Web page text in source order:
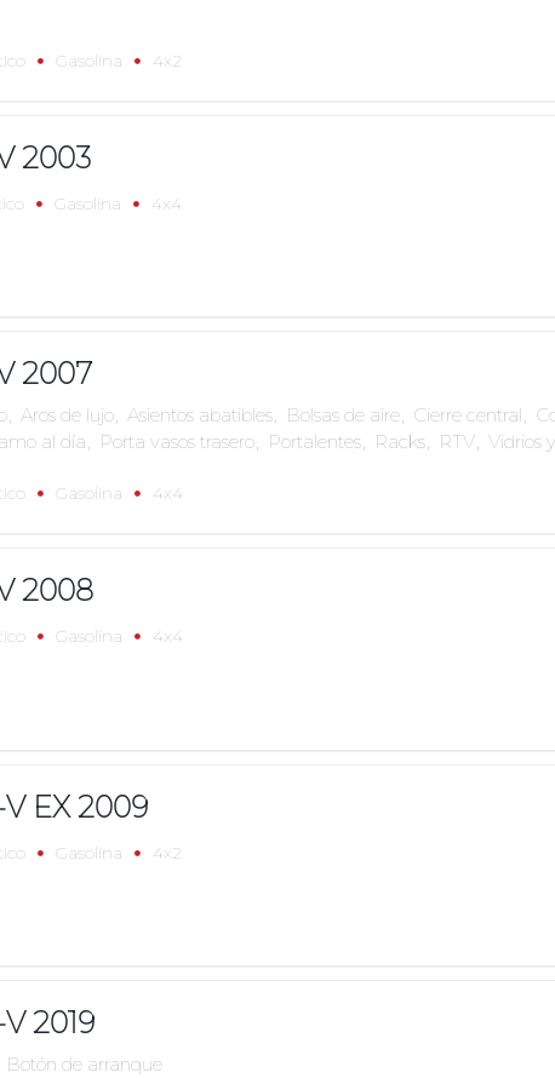
Gasolina 4x2
2003
Gasolina 4x4
2007
, Aros de lujo, Asientos abatibles, Bolsas de aire, Cierre central,
al día, Porta vasos trasero, Portalentes, Racks, RTV, Vidrios
Gasolina 4x4
2008
Gasolina 4x4
EX 2009
Gasolina 4x2
2019
Botón de arranque